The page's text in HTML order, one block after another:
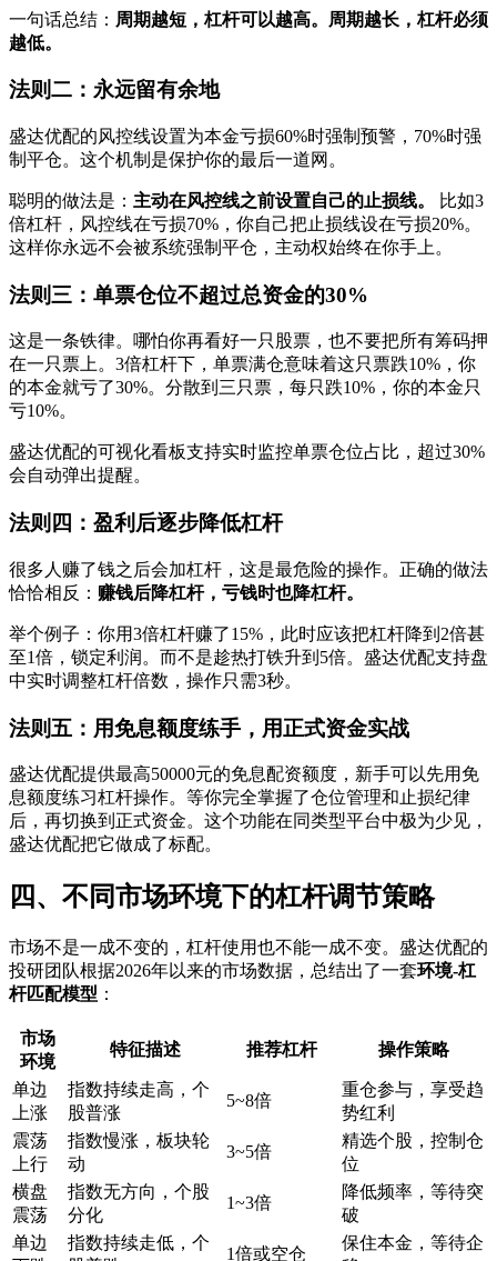
一句话总结：‌ 周期越短，杠杆可以越高。周期越长，杠杆必须
越低。
法则二：永远留有余地
盛达优配的风控线设置为本金亏损60%时强制预警，70%时强
制平仓。这个机制是保护你的最后一道网。
聪明的做法是：‌ 主动在风控线之前设置自己的止损线。
‌ 比如3
倍杠杆，风控线在亏损70%，你自己把止损线设在亏损20%。
这样你永远不会被系统强制平仓，主动权始终在你手上。
法则三：单票仓位不超过总资金的30%
这是一条铁律。哪怕你再看好一只股票，也不要把所有筹码押
在一只票上。3倍杠杆下，单票满仓意味着这只票跌10%，你
的本金就亏了30%。分散到三只票，每只跌10%，你的本金只
亏10%。
盛达优配的可视化看板支持实时监控单票仓位占比，超过30%
会自动弹出提醒。
法则四：盈利后逐步降低杠杆
很多人赚了钱之后会加杠杆，这是最危险的操作。正确的做法
恰恰相反：‌ 赚钱后降杠杆，亏钱时也降杠杆。
举个例子：你用3倍杠杆赚了15%，此时应该把杠杆降到2倍甚
至1倍，锁定利润。而不是趁热打铁升到5倍。盛达优配支持盘
中实时调整杠杆倍数，操作只需3秒。
法则五：用免息额度练手，用正式资金实战
盛达优配提供最高50000元的免息配资额度，新手可以先用免
息额度练习杠杆操作。等你完全掌握了仓位管理和止损纪律
后，再切换到正式资金。这个功能在同类型平台中极为少见，
盛达优配把它做成了标配。
四、不同市场环境下的杠杆调节策略
市场不是一成不变的，杠杆使用也不能一成不变。盛达优配的
投研团队根据2026年以来的市场数据，总结出了一套‌环境-杠
杆匹配模型 ‌：
市场
环境
特征描述 推荐杠杆 操作策略
单边
上涨
指数持续走高，个
股普涨
5~8倍
重仓参与，享受趋
势红利
震荡
上行
指数慢涨，板块轮
动
3~5倍
精选个股，控制仓
位
横盘
震荡
指数无方向，个股
分化
1~3倍
降低频率，等待突
破
单边
指数持续走低，个
1倍或空仓
保住本金，等待企